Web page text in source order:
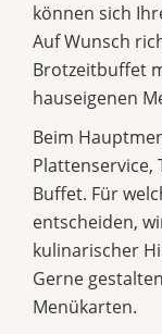
können sich
Auf Wunsch
Brotzeitbuffet
hauseigenen
Beim
Plattenservice,
Buffet. Für
entscheiden,
kulinarischer
Gerne
Menükarten.